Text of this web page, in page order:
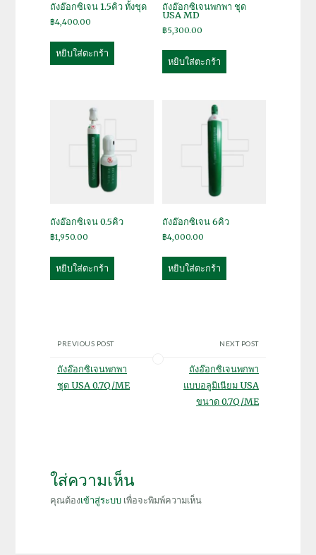
ถังอ๊อกซิเจน 1.5คิว ทั้งชุด
฿4,400.00
หยิบใส่ตะกร้า
ถังอ๊อกซิเจนพกพา ชุด
USA MD
฿5,300.00
หยิบใส่ตะกร้า
ถังอ๊อกซิเจน 0.5คิว
฿1,950.00
หยิบใส่ตะกร้า
ถังอ๊อกซิเจน 6คิว
฿4,000.00
หยิบใส่ตะกร้า
PREVIOUS POST
ถังอ๊อกซิเจนพกพา
ชุด USA 0.7Q/ME
NEXT POST
ถังอ๊อกซิเจนพกพา
แบบอลูมิเนียม USA
ขนาด 0.7Q/ME
ใส่ความเห็น
คุณต้องเข้าสู่ระบบเพื่อจะพิมพ์ความเห็น